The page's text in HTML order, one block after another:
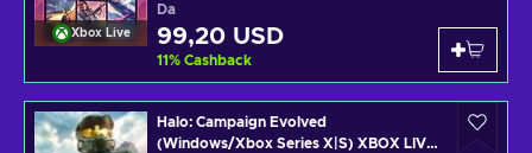
Xbox Live
Da
99,20 USD
11% Cashback
Halo: Campaign Evolved
(Windows/Xbox Series X|S) XBOX LIVE